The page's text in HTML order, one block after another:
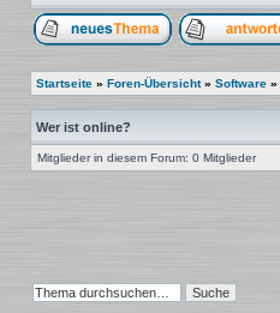
Startseite » Foren-Übersicht» Software »
Wer ist online?
Mitglieder in diesem Forum: 0 Mitglieder